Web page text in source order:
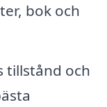
bok och
tillstånd och